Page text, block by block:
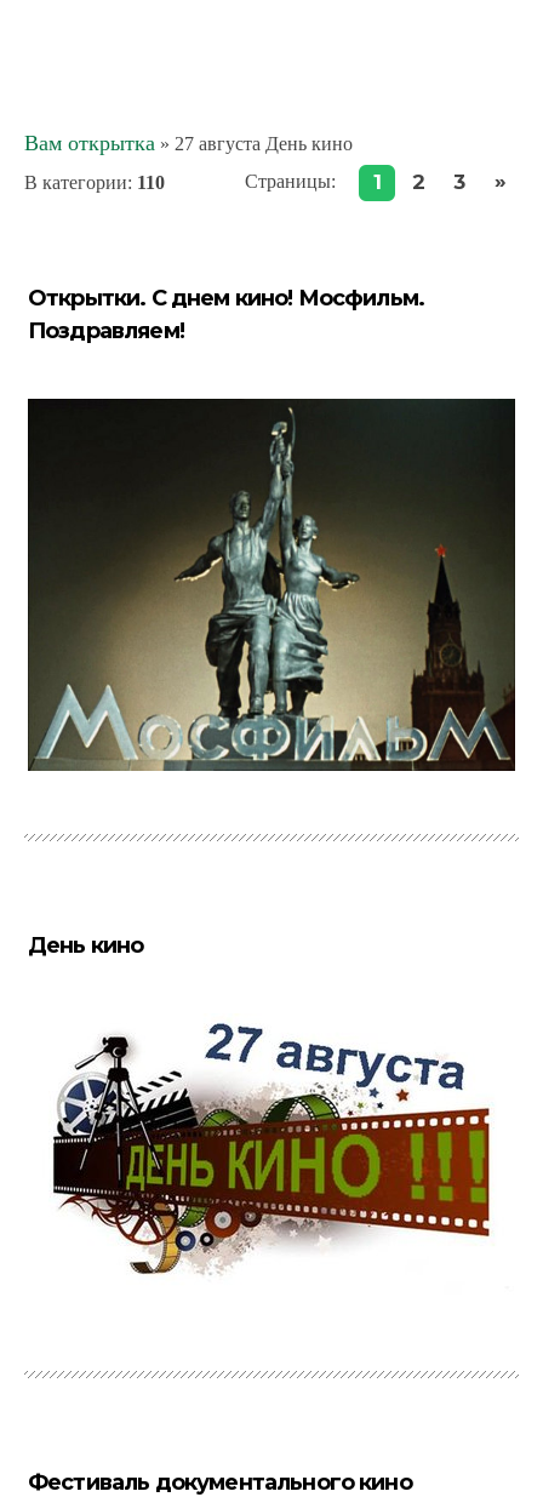
Вам открытка » 27 августа День кино
В категории: 110 Страницы: 1 2 3 »
Открытки. С днем кино! Мосфильм.
Поздравляем!
День кино
Фестиваль документального кино